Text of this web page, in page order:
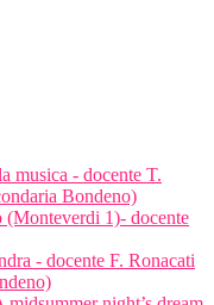
musica - docente T.
Bondeno)
(Monteverdi 1)- docente
- docente F. Ronacati